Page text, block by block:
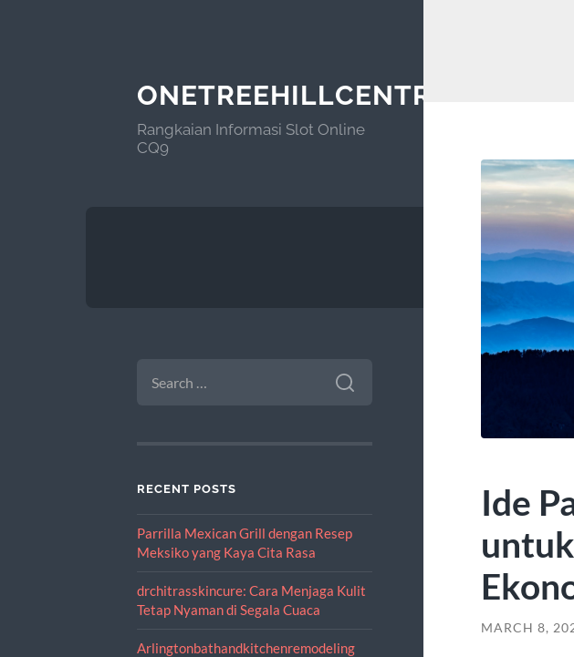
ONETREEHILLCENTRAL.ORG
Rangkaian Informasi Slot Online
CQ9
FOR:
RECENT POSTS
Parrilla Mexican Grill dengan Resep
Meksiko yang Kaya Cita Rasa
drchitrasskincure: Cara Menjaga Kulit
Tetap Nyaman di Segala Cuaca
Arlingtonbathandkitchenremodeling
Ide
MARCH 8,